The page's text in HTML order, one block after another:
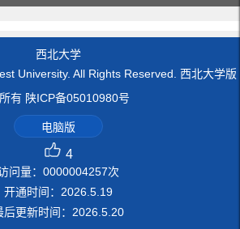
西北大学
University. All Rights Reserved. 西北大学版
有 陕ICP备05010980号
电脑版
4
问量： 0000004257次
开通时间： 2026 5 19
后更新时间： 2026 5 20